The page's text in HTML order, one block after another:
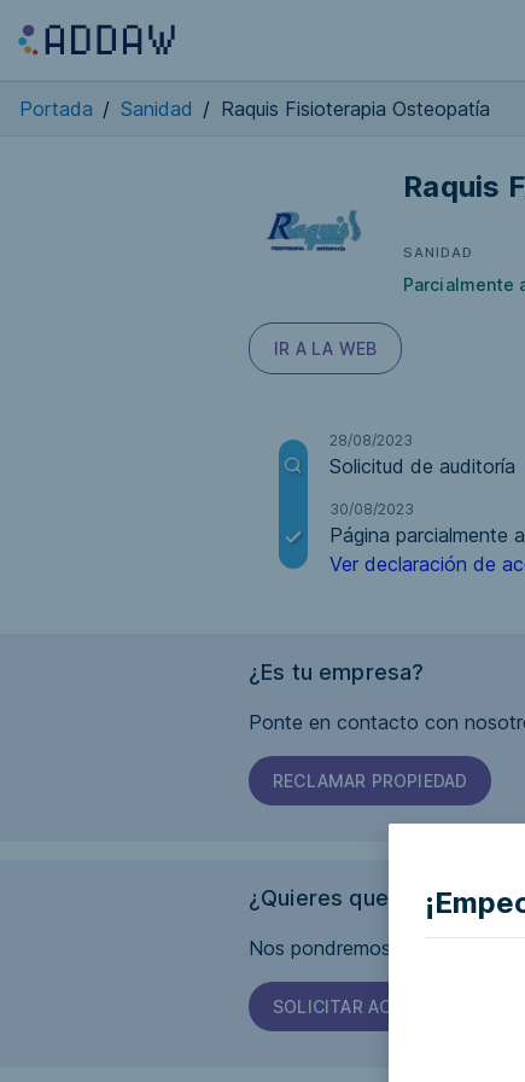
Portada / Sanidad / Raquis Fisioterapia Osteopatía
Raquis
SANIDAD
Parcialmente
IR A LA WEB
28/08/2023
Solicitud de auditoría
30/08/2023
Página parcialmente
Ver declaración de
¿Es tu empresa?
Ponte en contacto con
RECLAMAR PROPIEDAD
¿Quieres que esta
Nos pondremos en contacto
SOLICITAR ACCESIBILIDAD